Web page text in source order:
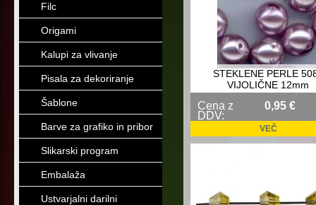
Filc
Origami
Kalupi za vlivanje
Pisala za dekoriranje
Šablone
Barve za grafiko in pribor
Slikarski program
Embalaža
Ustvarjalni darilni
STEKLENE PERLE
VIJOLIČNE 12mm
Cena z
DDV:
0,95 €
VEČ